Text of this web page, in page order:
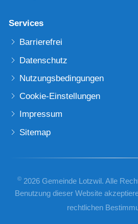
Services
Barrierefrei
Datenschutz
Nutzungsbedingungen
Cookie-Einstellungen
Impressum
Sitemap
© 2026 Gemeinde Lotzwil. Alle
Benutzung dieser Website
rechtlichen